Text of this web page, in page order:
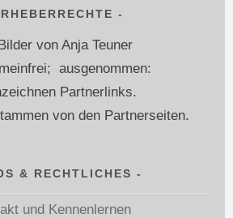
von Anja Teuner
ausgenommen:
Partnerlinks.
von den Partnerseiten.
& RECHTLICHES
und Kennenlernen